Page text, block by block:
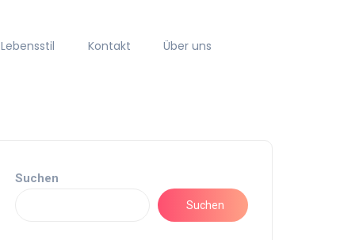
Lebensstil Kontakt Über uns
Suchen
Suchen